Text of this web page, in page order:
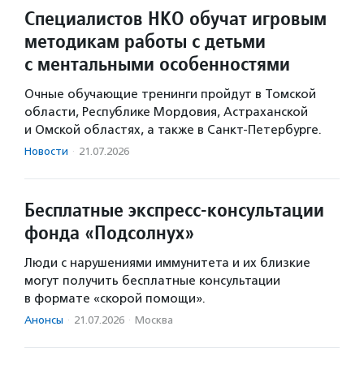
Специалистов НКО обучат игровым
методикам работы с детьми
с ментальными особенностями
Очные обучающие тренинги пройдут в Томской
области, Республике Мордовия, Астраханской
и Омской областях, а также в Санкт-Петербурге.
Новости · 21.07.2026
Бесплатные экспресс-консультации
фонда «Подсолнух»
Люди с нарушениями иммунитета и их близкие
могут получить бесплатные консультации
в формате «скорой помощи».
Анонсы · 21.07.2026 · Москва